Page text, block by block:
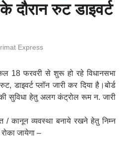
दौरान रुट डाइवर्ट
Express
18 फरवरी से शुरू हो रहे विधानसभा
प्लॉन जारी कर दिया है।बोर्ड
की सुविधा हेतु अलग कंट्रोल रूम न. जारी
/ कानून व्यवस्था बनाये रखने हेतु निम्न
जायेगा –